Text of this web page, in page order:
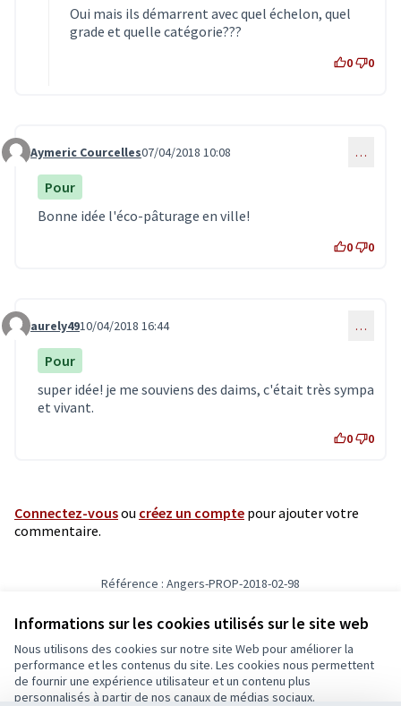
Informations sur les cookies utilisés sur le site web
Nous utilisons des cookies sur notre site Web pour améliorer la
performance et les contenus du site. Les cookies nous permettent
de fournir une expérience utilisateur et un contenu plus
personnalisés à partir de nos canaux de médias sociaux.
Oui mais ils démarrent avec quel échelon, quel
grade et quelle catégorie???
0 0
Commentaire 485
Aymeric Courcelles07/04/2018 10:08 …
Pour
Bonne idée l'éco-pâturage en ville!
0 0
Commentaire 518
aurely4910/04/2018 16:44 …
Pour
super idée! je me souviens des daims, c'était très sympa
et vivant.
0 0
Connectez-vousou créez un compte pour ajouter votre
commentaire.
Référence : Angers-PROP-2018-02-98
Conditions d'utilisation
Paramètres des cookies
Ecrivons Angers sur X
Ecrivons Angers sur Facebook